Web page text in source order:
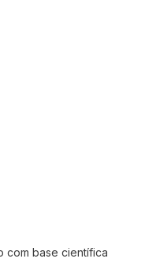
com base científica